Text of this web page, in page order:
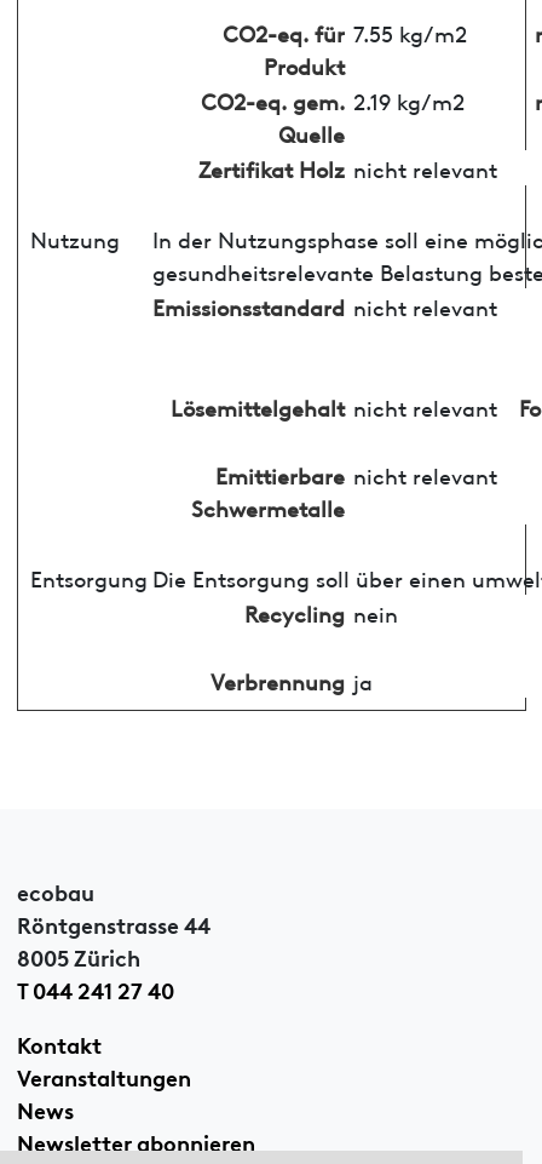
CO2-eq. für
Produkt
7.55 kg/m2
CO2-eq. gem.
Quelle
2.19 kg/m2
Zertifikat Holz nicht relevant
Nutzung
In der Nutzungsphase soll eine
gesundheitsrelevante Belastung
Emissionsstandard nicht relevant
Lösemittelgehalt nicht relevant
Emittierbare
Schwermetalle
nicht relevant
Entsorgung Die Entsorgung soll über einen
Recycling nein
Verbrennung ja
ecobau
Röntgenstrasse 44
8005 Zürich
T 044 241 27 40
Kontakt
Veranstaltungen
News
Newsletter abonnieren